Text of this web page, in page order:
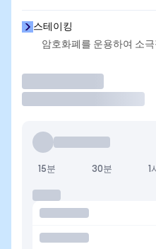
스테이킹
암호화폐를 운용하여 소
15분 30분 1